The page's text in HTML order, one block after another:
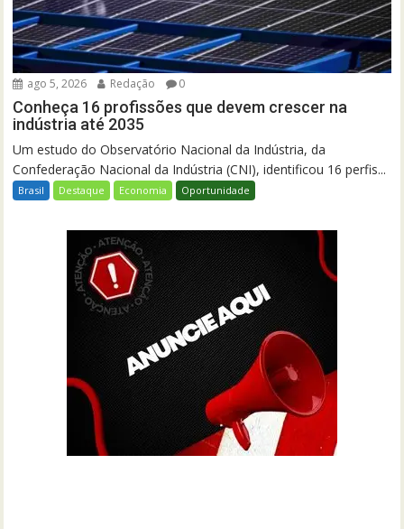
ago 5, 2026 Redação 0
Conheça 16 profissões que devem crescer na
indústria até 2035
Um estudo do Observatório Nacional da Indústria, da
Confederação Nacional da Indústria (CNI), identificou 16 perfis...
Brasil Destaque Economia Oportunidade